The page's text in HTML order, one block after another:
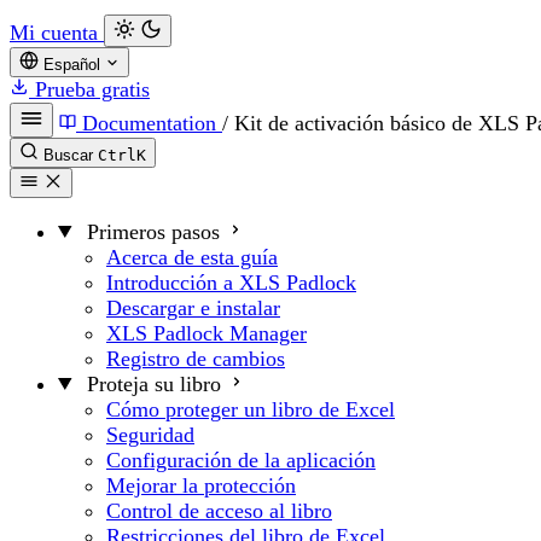
Mi cuenta
Español
Prueba gratis
Documentation / Kit de activación básico de XLS
Buscar CtrlK
Primeros pasos
Acerca de esta guía
Introducción a XLS Padlock
Descargar e instalar
XLS Padlock Manager
Registro de cambios
Proteja su libro
Cómo proteger un libro de Excel
Seguridad
Configuración de la aplicación
Mejorar la protección
Control de acceso al libro
Restricciones del libro de Excel